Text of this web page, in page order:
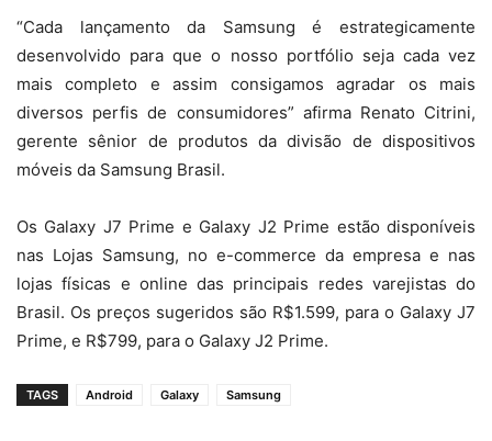
“Cada lançamento da Samsung é estrategicamente
desenvolvido para que o nosso portfólio seja cada vez
mais completo e assim consigamos agradar os mais
diversos perfis de consumidores” afirma Renato Citrini,
gerente sênior de produtos da divisão de dispositivos
móveis da Samsung Brasil.
Os Galaxy J7 Prime e Galaxy J2 Prime estão disponíveis
nas Lojas Samsung, no e-commerce da empresa e nas
lojas físicas e online das principais redes varejistas do
Brasil. Os preços sugeridos são R$1.599, para o Galaxy J7
Prime, e R$799, para o Galaxy J2 Prime.
TAGS Android Galaxy Samsung